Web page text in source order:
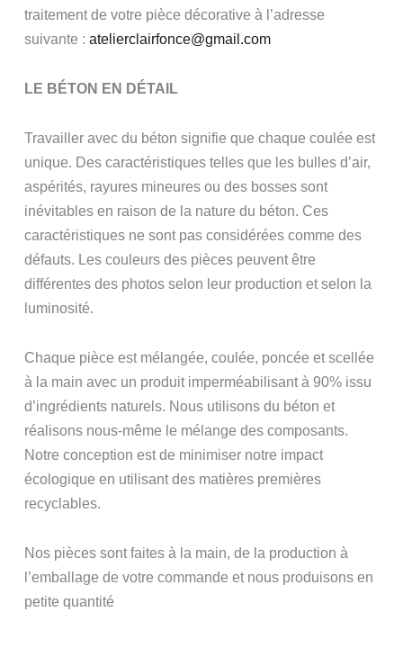
traitement de votre pièce décorative à l’adresse
suivante : atelierclairfonce@gmail.com
LE BÉTON EN DÉTAIL
Travailler avec du béton signifie que chaque coulée est
unique. Des caractéristiques telles que les bulles d’air,
aspérités, rayures mineures ou des bosses sont
inévitables en raison de la nature du béton. Ces
caractéristiques ne sont pas considérées comme des
défauts. Les couleurs des pièces peuvent être
différentes des photos selon leur production et selon la
luminosité.
Chaque pièce est mélangée, coulée, poncée et scellée
à la main avec un produit imperméabilisant à 90% issu
d’ingrédients naturels. Nous utilisons du béton et
réalisons nous-même le mélange des composants.
Notre conception est de minimiser notre impact
écologique en utilisant des matières premières
recyclables.
Nos pièces sont faites à la main, de la production à
l’emballage de votre commande et nous produisons en
petite quantité